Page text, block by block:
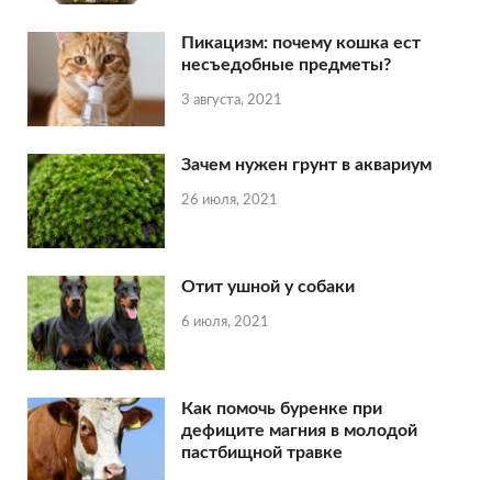
Пикацизм: почему кошка ест
несъедобные предметы?
3 августа, 2021
Зачем нужен грунт в аквариум
26 июля, 2021
Отит ушной у собаки
6 июля, 2021
Как помочь буренке при
дефиците магния в молодой
пастбищной травке